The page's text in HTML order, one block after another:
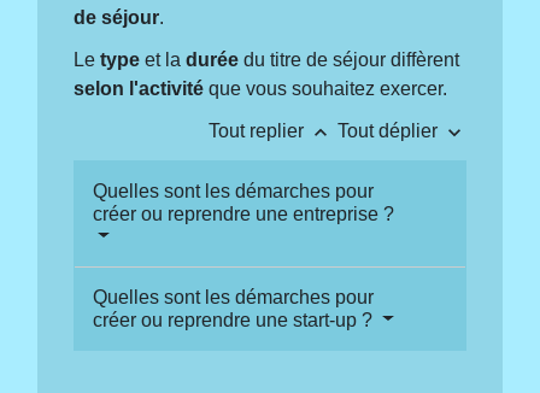
de séjour.
Le type et ladurée du titre de séjour diffèrent
selon l'activité que vous souhaitez exercer.
Tout replier keyboard_arrow_up Tout déplier keyboard_arrow_down
Quelles sont les démarches pour
créer ou reprendre une entreprise ?
Quelles sont les démarches pour
créer ou reprendre une start-up ?